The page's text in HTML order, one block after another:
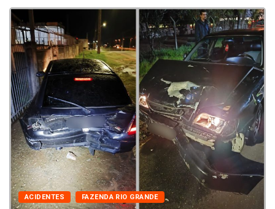
ACIDENTES FAZENDA RIO GRANDE